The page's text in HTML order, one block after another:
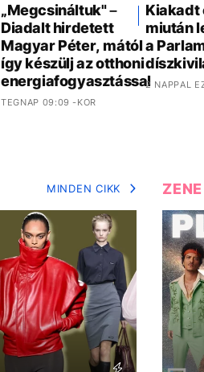
„Megcsináltuk" –
Diadalt hirdetett
Magyar Péter, mától
így készülj az otthoni
energiafogyasztással
TEGNAP 09:09 -KOR
Kiakadt
miután
a
2 NAPPAL
MINDEN CIKK ZENE